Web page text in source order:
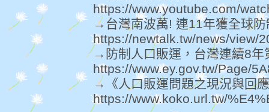
https://www.youtube.com/
→台灣南波萬! 連11年獲全球
https://newtalk.tw/news/view/
→防制人口販運，台灣連續8年
https://www.ey.gov.tw/Page/
→《人口販運問題之現況與回
https://www.koko.url.tw/